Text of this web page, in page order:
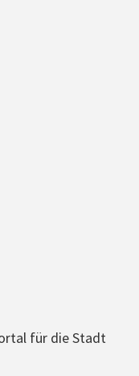
für die Stadt